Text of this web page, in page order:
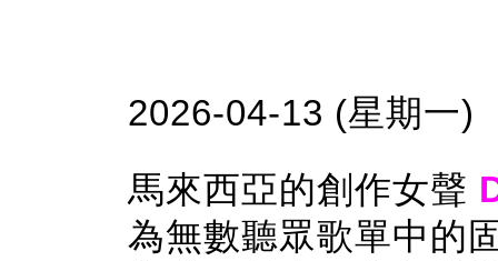
2026-04-13 (星期一)
馬來西亞的創作女聲
為無數聽眾歌單中的